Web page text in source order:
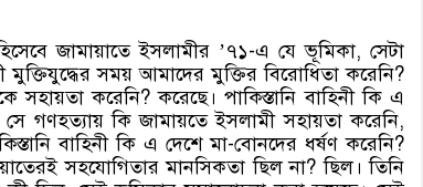
জামায়াতে ইসলামীর ’৭১-এ যে ভূমিকা, সেটা
মুক্তিযুদ্ধের সময় আমাদের মুক্তির বিরোধিতা করেনি?
সহায়তা করেনি? করেছে। পাকিস্তানি বাহিনী কি এ
সে গণহত্যায় কি জামায়তে ইসলামী সহায়তা করেনি,
বাহিনী কি এ দেশে মা-বোনদের ধর্ষণ করেনি?
সহযোগিতার মানসিকতা ছিল না? ছিল। তিনি